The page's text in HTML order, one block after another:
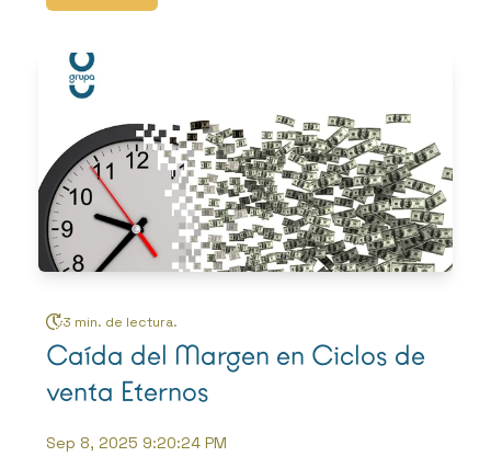
3 min. de lectura.
Caída del Margen en Ciclos de
venta Eternos
Sep 8, 2025 9:20:24 PM